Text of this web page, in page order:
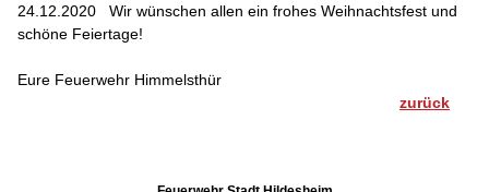
24.12.2020 Wir wünschen allen ein frohes Weihnachtsfest und
schöne Feiertage!
Eure Feuerwehr Himmelsthür
zurück